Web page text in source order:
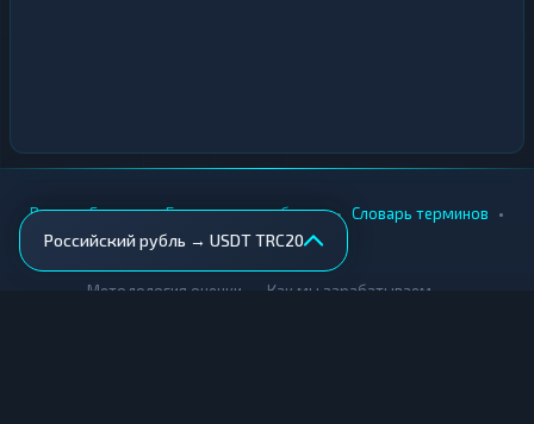
Российский рубль → USDT TRC20
Вики • Города • Безопасность обмена • Словарь терминов •
AML-проверка
Методология оценки Как мы зарабатываем